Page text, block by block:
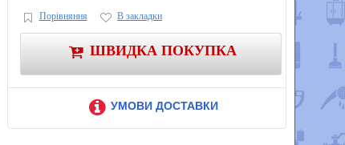
Порівняння В закладки
ШВИДКА ПОКУПКА
УМОВИ ДОСТАВКИ